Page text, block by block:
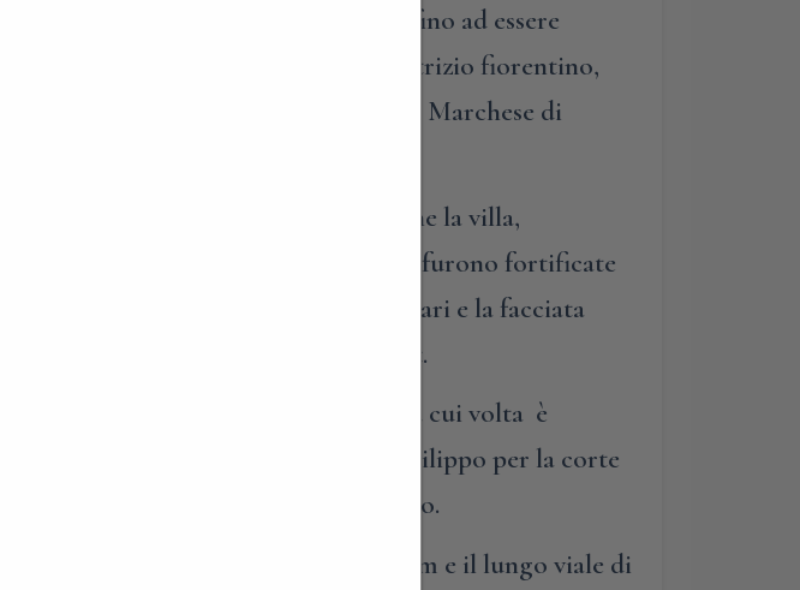
Salviati, dei Gondi, di Matteo Botti, fino ad essere
Nel ‘600 Filippo Niccolini, patrizio fiorentino,
dal Granduca in quello di Marchese di
produzione, e, per quanto concerne la villa,
importanti modifiche: le fondazioni furono fortificate
novo tre delle quattro torri angolari e la facciata
ad ovest , la fattoria e la tinaia a est.
salone centrale del primo piano, la cui volta è
quello commissionato nel 1655 da Filippo per la corte
la bella chiesa dedicata a San Filippo.
1640 vennero realizzati il pomarium e il lungo viale di